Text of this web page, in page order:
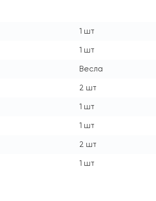
1 шт
1 шт
Весла
2 шт
1 шт
1 шт
2 шт
1 шт